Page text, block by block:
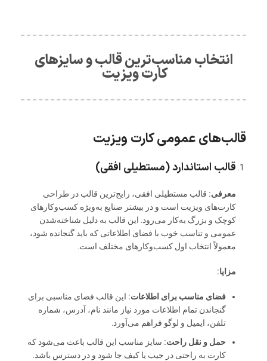
انتخاب مناسب‌ترین قالب و سایزهای
کارت ویزیت ​
قالب‌های عمومی کارت ویزیت
قالب استاندارد (مستطیلی افقی)
معرفی: قالب مستطیلی افقی، رایج‌ترین قالب در طراحی
کارت‌های ویزیت است و در بیشتر صنایع به‌ویژه کسب‌وکارهای
کوچک و بزرگ به‌کار می‌رود. این قالب به دلیل شناخته‌شدن
عمومی و تناسب خوب با فضای اطلاعاتی که باید گنجانده شود،
معمولاً انتخاب اول کسب‌وکارهای مختلف است.
مزایا:
فضای مناسب برای اطلاعات: این قالب فضای مناسبی برای
گنجاندن تمام اطلاعات مورد نیاز مانند نام، آدرس، شماره
تلفن، ایمیل و لوگو فراهم می‌آورد.
حمل و نقل راحت: سایز مناسب این قالب باعث می‌شود که
کارت به راحتی در جیب یا کیف جا شود و در دسترس باشد.